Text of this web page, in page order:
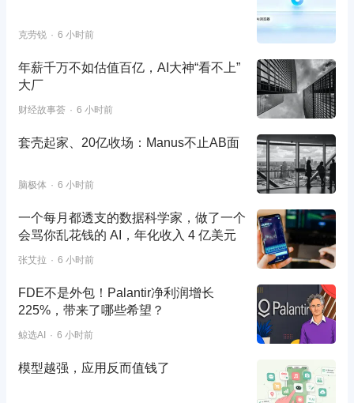
克劳锐 6 小时前
年薪千万不如估值百亿，AI大神“看不上”
大厂
财经故事荟 6 小时前
套壳起家、20亿收场：Manus不止AB面
脑极体 6 小时前
一个每月都透支的数据科学家，做了一个
会骂你乱花钱的 AI，年化收入 4 亿美元
张艾拉 6 小时前
FDE不是外包！Palantir净利润增长
225%，带来了哪些希望？
鲸选AI 6 小时前
模型越强，应用反而值钱了